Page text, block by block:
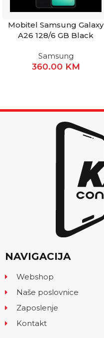
Mobitel Samsung Galaxy
A26 128/6 GB Black
Samsung
360.00 KM
NAVIGACIJA
Webshop
Naše poslovnice
Zaposlenje
Kontakt